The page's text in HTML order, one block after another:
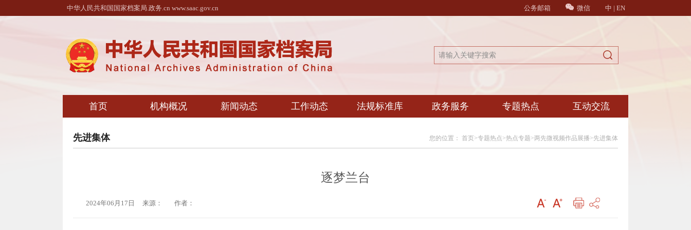
中华人民共和国国家档案局.政务.cn www.saac.gov.cn 公务邮箱 微信 中 | EN
首页 机构概况 新闻动态 工作动态 法规标准库 政务服务 专题热点 互动交流
您的位置： 首页>专题热点>热点专题>两先微视频作品展播>先进集体
先进集体
逐梦兰台
2024年06月17日 来源： 作者：